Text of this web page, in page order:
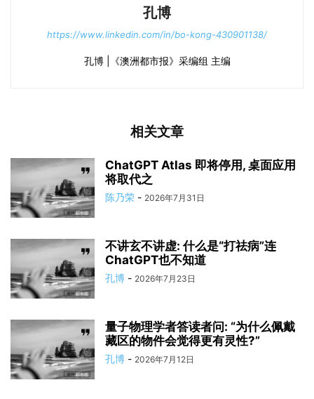
孔博
https://www.linkedin.com/in/bo-kong-430901138/
孔博 |《澳洲都市报》采编组 主编
相关文章
ChatGPT Atlas 即将停用, 桌面应用
将取代之
陈乃荣 - 2026年7月31日
不讲玄不讲虚: 什么是“打祛病”连
ChatGPT也不知道
孔博 - 2026年7月23日
量子物理学者答读者问: “为什么佩戴
藏区的物件会觉得更有灵性?”
孔博 - 2026年7月12日